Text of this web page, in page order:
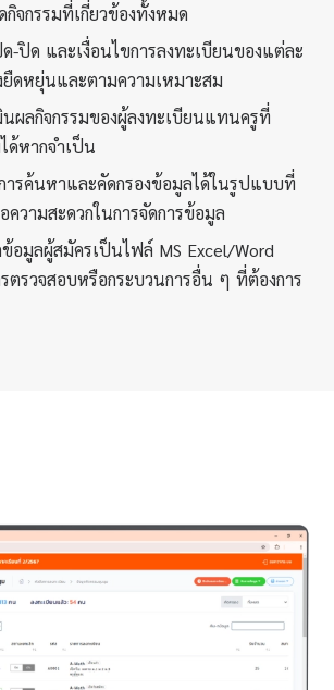
กิจกรรมที่เกี่ยวข้องทั้งหมด
-ปิด และเงื่อนไขการลงทะเบียนของแต่ละ
ยืดหยุ่นและตามความเหมาะสม
นผลกิจกรรมของผู้ลงทะเบียนแทนครูที่
ด้หากจำเป็น
ารค้นหาและคัดกรองข้อมูลได้ในรูปแบบที่
วามสะดวกในการจัดการข้อมูล
อมูลผู้สมัครเป็นไฟล์ MS Excel/Word
ตรวจสอบหรือกระบวนการอื่น ๆ ที่ต้องการ